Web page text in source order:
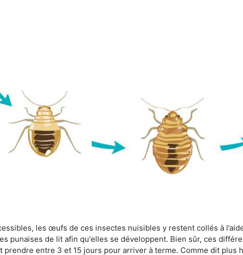
les œufs de ces insectes nuisibles y restent collés à
punaises de lit afin qu'elles se développent. Bien sûr, ces
prendre entre 3 et 15 jours pour arriver à terme. Comme dit plus